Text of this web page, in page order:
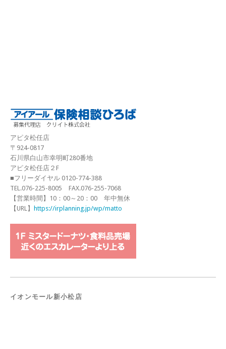
アピタ松任店
〒924-0817
石川県白山市幸明町280番地
アピタ松任店２F
■フリーダイヤル 0120-774-388
TEL.076-225-8005 FAX.076-255-7068
【営業時間】10：00～20：00 年中無休
【URL】 https://irplanning.jp/wp/matto
イオンモール新小松店